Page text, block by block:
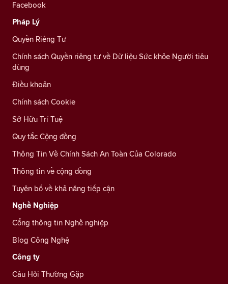
Facebook
Pháp Lý
Quyền Riêng Tư
Chính sách Quyền riêng tư về Dữ liệu Sức khỏe Người tiêu
dùng
Điều khoản
Chính sách Cookie
Sở Hữu Trí Tuệ
Quy tắc Cộng đồng
Thông Tin Về Chính Sách An Toàn Của Colorado
Thông tin về cộng đồng
Tuyên bố về khả năng tiếp cận
Nghề Nghiệp
Cổng thông tin Nghề nghiệp
Blog Công Nghệ
Công ty
Câu Hỏi Thường Gặp